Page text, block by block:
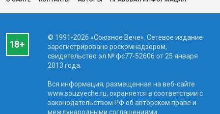
© 1991-2026 «Союзное Вече». Сетевое издание
зарегистрировано роскомнадзором,
свидетельство эл № фc77-52606 от 25 января
2013 года.
Вся информация, размещенная на веб-сайте
www.souzveche.ru, охраняется в соответствии с
законодательством РФ об авторском праве и
международными соглашениями.